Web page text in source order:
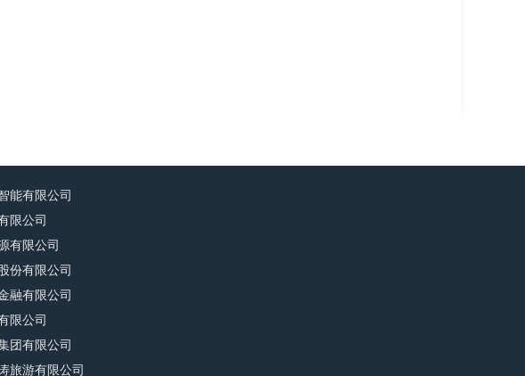
能有限公司
限公司
有限公司
份有限公司
融有限公司
限公司
团有限公司
旅游有限公司